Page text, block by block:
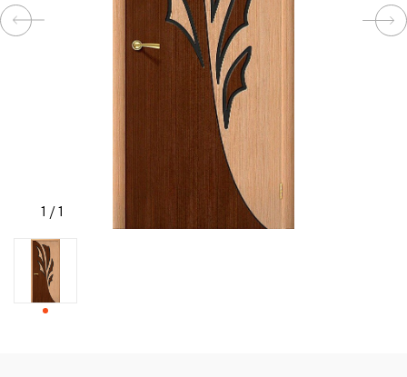
СТАТЬИ
СВЯЗАТЬСЯ
С
НАМИ
1 /1